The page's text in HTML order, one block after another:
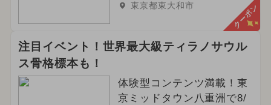
東京都東大和市 クーポン
注目イベント！世界最大級ティラノサウル
ス骨格標本も！
体験型コンテンツ満載！東
京ミッドタウン八重洲で8/